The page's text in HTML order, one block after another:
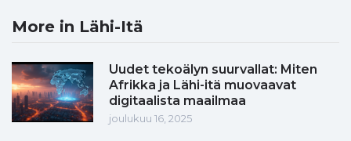
More in Lähi-Itä
Uudet tekoälyn suurvallat: Miten
Afrikka ja Lähi-itä muovaavat
digitaalista maailmaa
joulukuu 16, 2025